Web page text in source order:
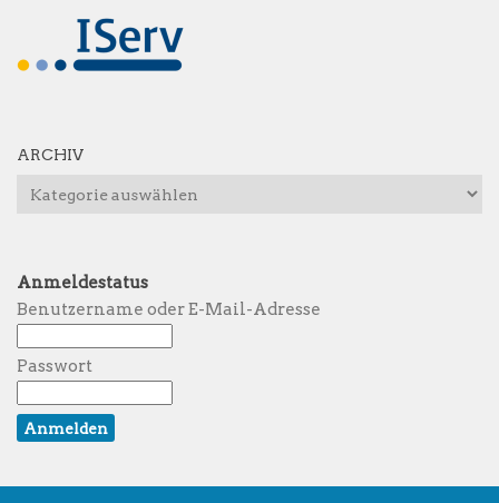
ARCHIV
Archiv
Anmeldestatus
Benutzername oder E-Mail-Adresse
Passwort